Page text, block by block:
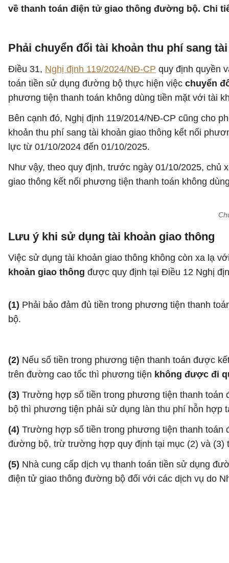
về thanh toán điện tử giao thông đường bộ. Chi
Phải chuyển đổi tài khoản thu phí sang
Điều 31, Nghị định 119/2024/NĐ-CP quy định quyền
toán tiền sử dụng đường bộ thực hiện việc chuyển
phương tiện thanh toán không dùng tiền mặt với tài
Bên cạnh đó, Nghị định 119/2014/NĐ-CP cũng cho
khoản thu phí sang tài khoản giao thông kết nối
lực từ 01/10/2024 đến 01/10/2025.
Như vậy, theo quy định, trước ngày 01/10/2025, chủ
giao thông kết nối phương tiện thanh toán không
Lưu ý khi sử dụng tài khoản giao thông
Việc sử dụng tài khoản giao thông không còn xa lạ
khoản giao thông được quy định tại Điều 12 Nghị
(1) Phải bảo đảm đủ tiền trong phương tiện thanh
bộ.
(2) Nếu số tiền trong phương tiện thanh toán được
trên đường cao tốc thì phương tiện không được đi
(3) Trường hợp số tiền trong phương tiện thanh
bộ thì phương tiện phải sử dụng làn thu phí hỗn
(4) Trường hợp số tiền trong phương tiện thanh toán
đường bộ, trừ trường hợp quy định tại mục (2) và
(5) Nhà cung cấp dịch vụ thanh toán tiền sử dụng
điện tử giao thông đường bộ đối với các dịch vụ do